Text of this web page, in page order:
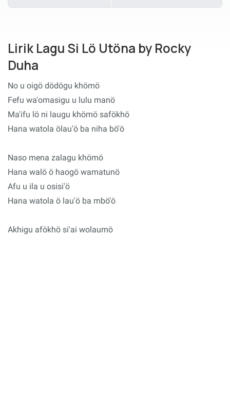
Lirik Lagu Si Lö Utöna by Rocky
Duha
No u oigö dödögu khömö
Fefu wa'omasigu u lulu manö
Ma'ifu lö ni laugu khömö safökhö
Hana watola ölau'ö ba niha bö'ö
Naso mena zalagu khömö
Hana walö ö haogö wamatunö
Afu u ila u osisi'ö
Hana watola ö lau'ö ba mbö'ö
Akhigu afökhö si'ai wolaumö